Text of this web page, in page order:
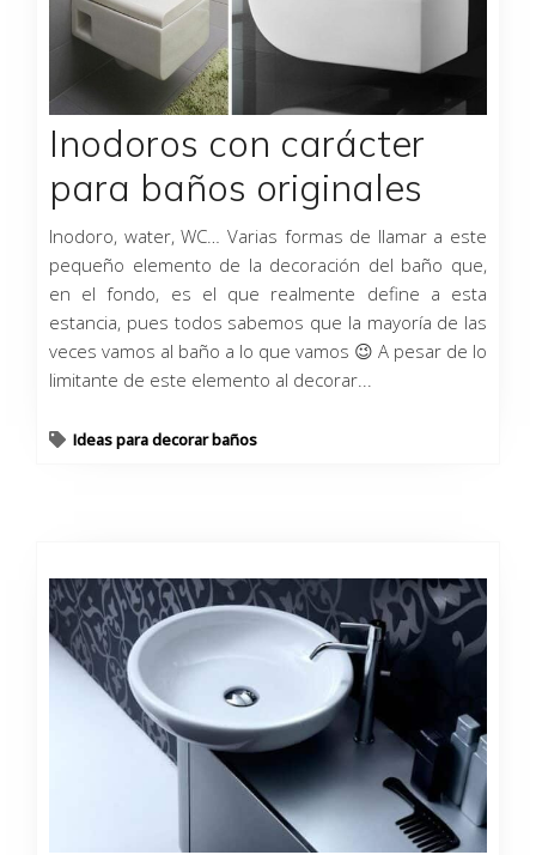
Inodoros con carácter
para baños originales
Inodoro, water, WC… Varias formas de llamar a este
pequeño elemento de la decoración del baño que,
en el fondo, es el que realmente define a esta
estancia, pues todos sabemos que la mayoría de las
veces vamos al baño a lo que vamos 😉 A pesar de lo
limitante de este elemento al decorar...
Ideas para decorar baños